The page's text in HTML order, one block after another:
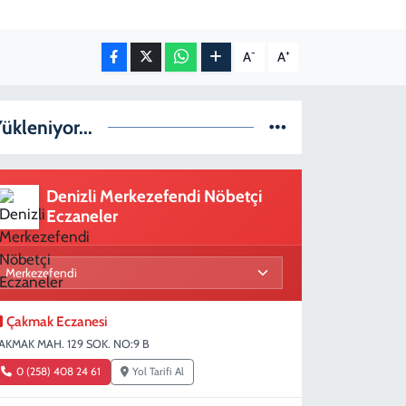
A- A+
Denizli Merkezefendi Nöbetçi
Eczaneler
Çakmak Eczanesi
MAH. 129 SOK. NO:9 B
0 (258) 408 24 61 Yol Tarifi Al